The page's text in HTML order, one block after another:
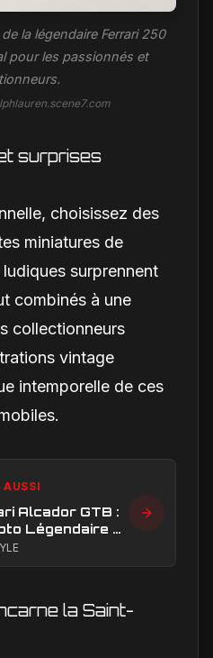
la légendaire Ferrari 250
pour les passionnés et
surprises
choisissez des
miniatures de
surprennent
combinés à une
collectionneurs
vintage
intemporelle de ces
AUSSI
Alcador GTB :
Légendaire à
Ferrari
la Saint-